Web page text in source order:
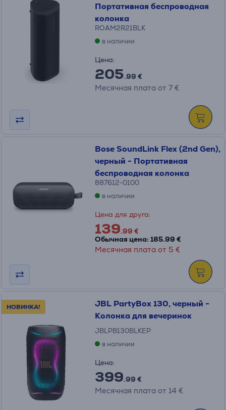
Портативная беспроводная
колонка
ROAM2R21BLK
в наличии
Цена:
205.99 €
Месячная плата от 7 €
Bose SoundLink Flex (2nd Gen),
черный - Портативная
беспроводная колонка
887612-0100
в наличии
Цена для друга:
139.99 €
Обычная цена: 185.99 €
Месячная плата от 5 €
НОВИНКА!
JBL PartyBox 130, черный -
Колонка для вечеринок
JBLPB130BLKEP
в наличии
Цена:
399.99 €
Месячная плата от 14 €